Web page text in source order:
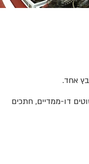
אחד.
דו-ממדיים, חתכים